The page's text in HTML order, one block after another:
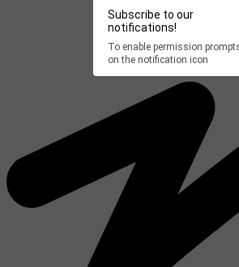
Subscribe to our
notifications!
To enable permission
on the notification icon